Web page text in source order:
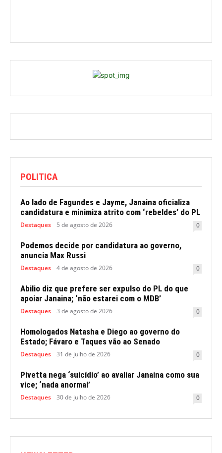
POLITICA
Ao lado de Fagundes e Jayme, Janaina oficializa
candidatura e minimiza atrito com ‘rebeldes’ do PL
Destaques 5 de agosto de 2026 0
Podemos decide por candidatura ao governo,
anuncia Max Russi
Destaques 4 de agosto de 2026 0
Abilio diz que prefere ser expulso do PL do que
apoiar Janaina; ‘não estarei com o MDB’
Destaques 3 de agosto de 2026 0
Homologados Natasha e Diego ao governo do
Estado; Fávaro e Taques vão ao Senado
Destaques 31 de julho de 2026 0
Pivetta nega ‘suicídio’ ao avaliar Janaina como sua
vice; ‘nada anormal’
Destaques 30 de julho de 2026 0